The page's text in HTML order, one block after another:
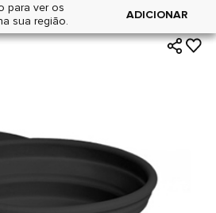
para ver os
sua região.
ADICIONAR